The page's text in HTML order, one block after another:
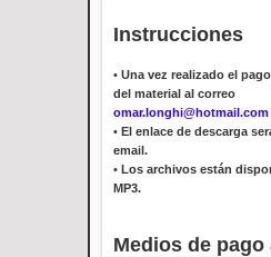
Instrucciones
• Una vez realizado el
del material al correo
omar.longhi@hotmail.com
• El enlace de descarga
email.
• Los archivos están
MP3.
Medios de